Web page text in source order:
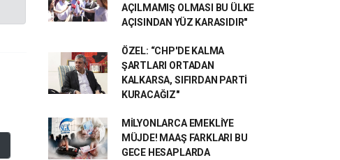
AÇILMAMIŞ OLMASI BU ÜLKE
AÇISINDAN YÜZ KARASIDIR"
ÖZEL: “CHP'DE KALMA
ŞARTLARI ORTADAN
KALKARSA, SIFIRDAN PARTİ
KURACAĞIZ"
MİLYONLARCA EMEKLİYE
MÜJDE! MAAŞ FARKLARI BU
GECE HESAPLARDA